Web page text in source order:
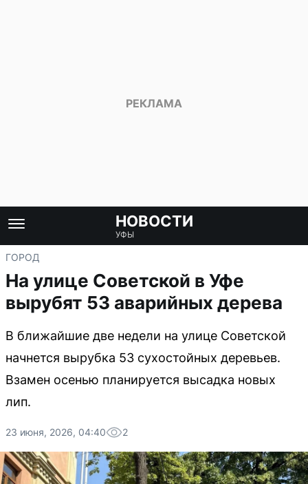
НОВОСТИ
УФЫ
ГОРОД
На улице Советской в Уфе
вырубят 53 аварийных дерева
В ближайшие две недели на улице Советской
начнется вырубка 53 сухостойных деревьев.
Взамен осенью планируется высадка новых
лип.
23 июня, 2026, 04:40 2